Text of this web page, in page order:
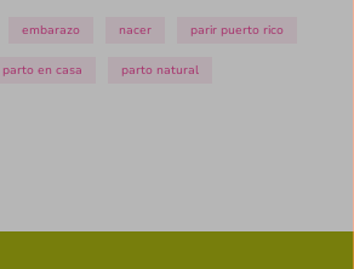
embarazo nacer parir puerto rico
parto en casa parto natural